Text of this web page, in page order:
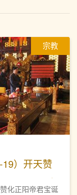
宗教
）开天赞
化正阳帝君宝诞